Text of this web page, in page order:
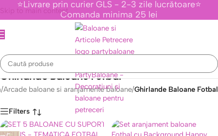
Skip to main content
⭐Livrare prin curier GLS - 2-3 zile lucrătoare⭐
Comanda minima 25 lei
Ghirlande Baloane Fotbal
/Arcade baloane si aranjamente baloane/Ghirlande Baloane Fotbal
Filters